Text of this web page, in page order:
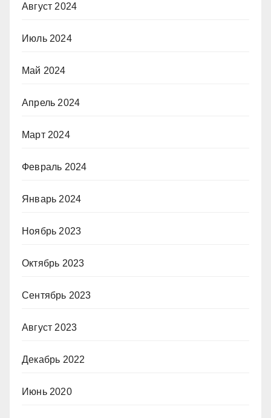
Август 2024
Июль 2024
Май 2024
Апрель 2024
Март 2024
Февраль 2024
Январь 2024
Ноябрь 2023
Октябрь 2023
Сентябрь 2023
Август 2023
Декабрь 2022
Июнь 2020